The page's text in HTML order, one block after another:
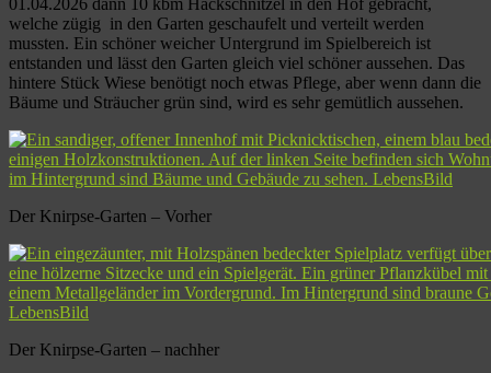
welche zügig in den Garten geschaufelt und verteilt werden
mussten. Ein schöner weicher Untergrund im Spielbereich ist
entstanden und lässt den Garten gleich viel schöner aussehen. Das
hintere Stück Wiese benötigt noch etwas Pflege, aber wenn dann die
Bäume und Sträucher grün sind, wird es sehr gemütlich aussehen.
Der Knirpse-Garten – Vorher
Der Knirpse-Garten – nachher